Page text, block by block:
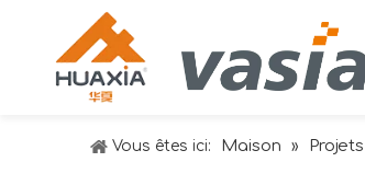
Vous êtes ici: Maison » Projets